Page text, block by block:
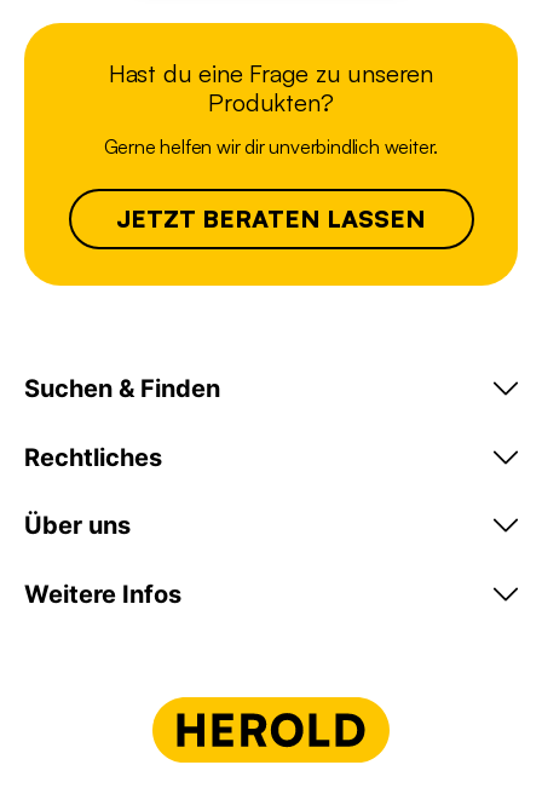
Hast du eine Frage zu unseren
Produkten?
Gerne helfen wir dir unverbindlich weiter.
JETZT BERATEN LASSEN
Suchen & Finden
Rechtliches
Über uns
Weitere Infos